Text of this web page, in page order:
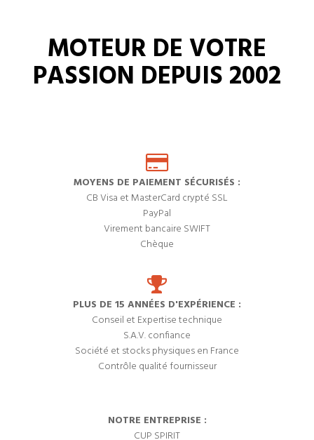
MOTEUR DE VOTRE
PASSION DEPUIS 2002
MOYENS DE PAIEMENT SÉCURISÉS :
CB Visa et MasterCard crypté SSL
PayPal
Virement bancaire SWIFT
Chèque
PLUS DE 15 ANNÉES D'EXPÉRIENCE :
Conseil et Expertise technique
S.A.V. confiance
Société et stocks physiques en France
Contrôle qualité fournisseur
NOTRE ENTREPRISE :
CUP SPIRIT